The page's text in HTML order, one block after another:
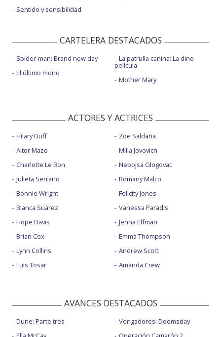
Sentido y sensibilidad
CARTELERA DESTACADOS
Spider-man: Brand new day
El último mono
La patrulla canina: La dino
película
Mother Mary
ACTORES Y ACTRICES
Hilary Duff
Aitor Mazo
Charlotte Le Bon
Julieta Serrano
Bonnie Wright
Blanca Suárez
Hope Davis
Brian Cox
Lynn Collins
Luis Tosar
Zoe Saldaña
Milla Jovovich
Nebojsa Glogovac
Romany Malco
Felicity Jones
Vanessa Paradis
Jenna Elfman
Emma Thompson
Andrew Scott
Amanda Crew
AVANCES DESTACADOS
Dune: Parte tres
Vengadores: Doomsday